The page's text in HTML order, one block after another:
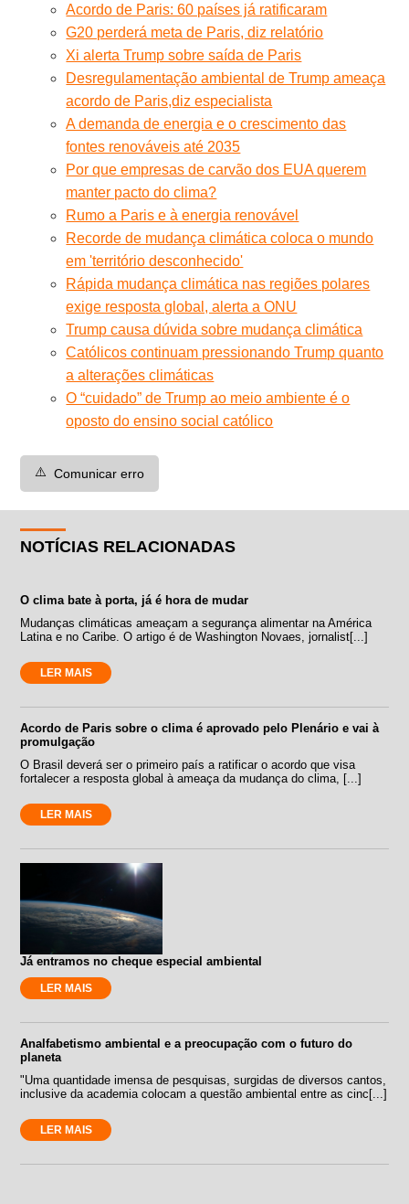
Acordo de Paris: 60 países já ratificaram
G20 perderá meta de Paris, diz relatório
Xi alerta Trump sobre saída de Paris
Desregulamentação ambiental de Trump ameaça
acordo de Paris,diz especialista
A demanda de energia e o crescimento das
fontes renováveis até 2035
Por que empresas de carvão dos EUA querem
manter pacto do clima?
Rumo a Paris e à energia renovável
Recorde de mudança climática coloca o mundo
em 'território desconhecido'
Rápida mudança climática nas regiões polares
exige resposta global, alerta a ONU
Trump causa dúvida sobre mudança climática
Católicos continuam pressionando Trump quanto
a alterações climáticas
O “cuidado” de Trump ao meio ambiente é o
oposto do ensino social católico
⚠️ Comunicar erro
NOTÍCIAS RELACIONADAS
O clima bate à porta, já é hora de mudar
Mudanças climáticas ameaçam a segurança alimentar na América
Latina e no Caribe. O artigo é de Washington Novaes, jornalist[...]
LER MAIS
Acordo de Paris sobre o clima é aprovado pelo Plenário e vai à
promulgação
O Brasil deverá ser o primeiro país a ratificar o acordo que visa
fortalecer a resposta global à ameaça da mudança do clima, [...]
LER MAIS
Já entramos no cheque especial ambiental
LER MAIS
Analfabetismo ambiental e a preocupação com o futuro do
planeta
"Uma quantidade imensa de pesquisas, surgidas de diversos cantos,
inclusive da academia colocam a questão ambiental entre as cinc[...]
LER MAIS